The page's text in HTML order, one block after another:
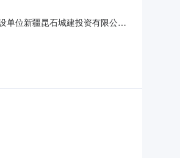
单位新疆昆石城建投资有限公司
单位名称石河子恒业建筑安装